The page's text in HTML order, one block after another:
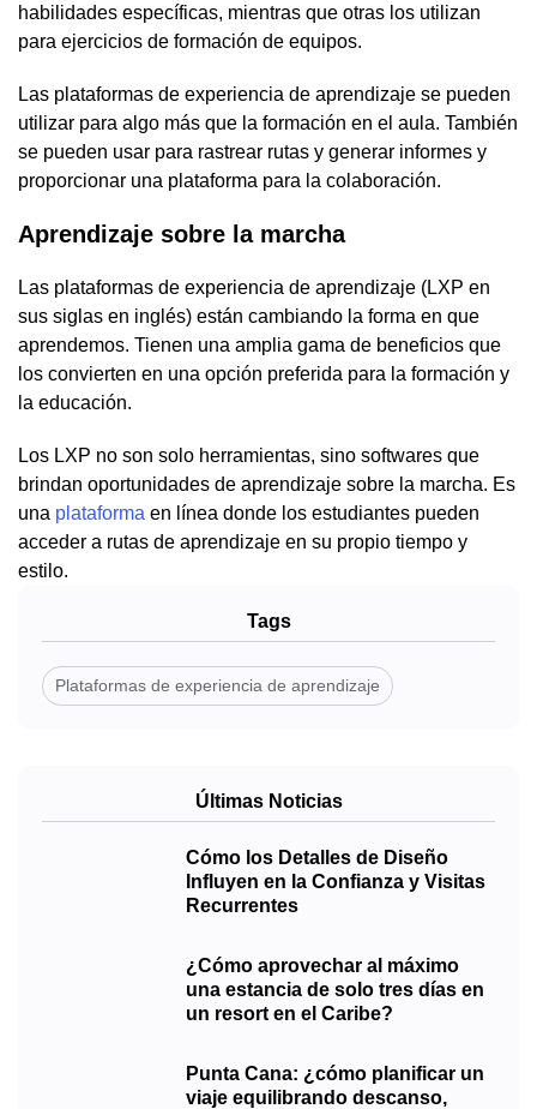
habilidades específicas, mientras que otras los utilizan
para ejercicios de formación de equipos.
Las plataformas de experiencia de aprendizaje se pueden
utilizar para algo más que la formación en el aula. También
se pueden usar para rastrear rutas y generar informes y
proporcionar una plataforma para la colaboración.
Aprendizaje sobre la marcha
Las plataformas de experiencia de aprendizaje (LXP en
sus siglas en inglés) están cambiando la forma en que
aprendemos. Tienen una amplia gama de beneficios que
los convierten en una opción preferida para la formación y
la educación.
Los LXP no son solo herramientas, sino softwares que
brindan oportunidades de aprendizaje sobre la marcha. Es
una plataforma en línea donde los estudiantes pueden
acceder a rutas de aprendizaje en su propio tiempo y
estilo.
Tags
Plataformas de experiencia de aprendizaje
Últimas Noticias
Cómo los Detalles de Diseño
Influyen en la Confianza y Visitas
Recurrentes
¿Cómo aprovechar al máximo
una estancia de solo tres días en
un resort en el Caribe?
Punta Cana: ¿cómo planificar un
viaje equilibrando descanso,